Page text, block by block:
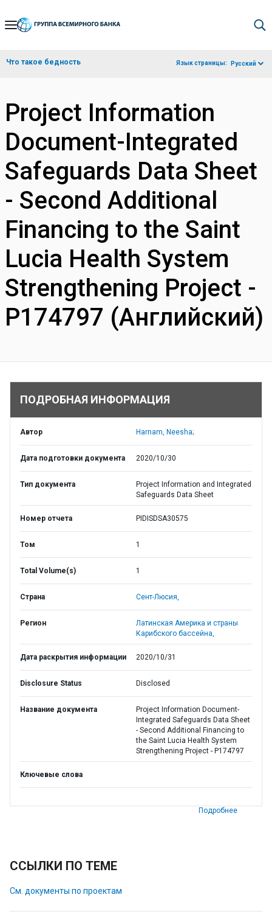
Skip
Navigation
Что такое бедность Язык страницы: Русский
Project Information
Document-Integrated
Safeguards Data Sheet
- Second Additional
Financing to the Saint
Lucia Health System
Strengthening Project -
P174797 (Английский)
ПОДРОБНАЯ ИНФОРМАЦИЯ
Автор Harnam, Neesha;
Дата подготовки документа 2020/10/30
Тип документа
Project Information and Integrated
Safeguards Data Sheet
Номер отчета PIDISDSA30575
Том 1
Total Volume(s) 1
Страна Сент-Люсия,
Регион
Латинская Америка и страны
Карибского бассейна,
Дата раскрытия информации 2020/10/31
Disclosure Status Disclosed
Название документа
Project Information Document-
Integrated Safeguards Data Sheet
- Second Additional Financing to
the Saint Lucia Health System
Strengthening Project - P174797
Ключевые слова
Подробнее
ССЫЛКИ ПО ТЕМЕ
См. документы по проектам